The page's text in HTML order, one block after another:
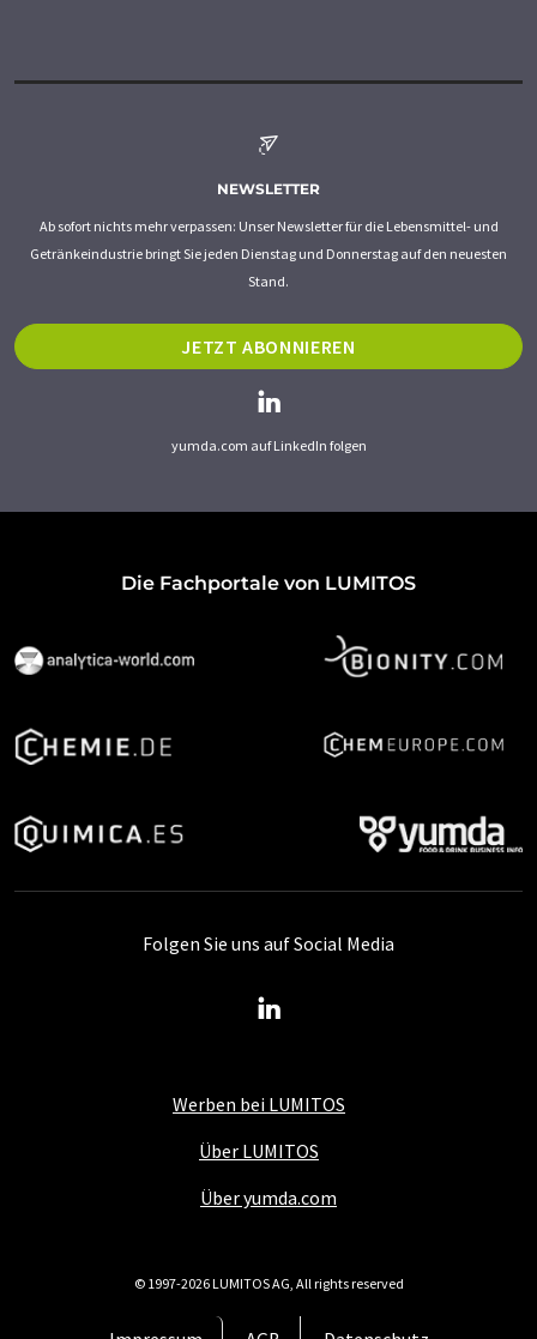
NEWSLETTER
Ab sofort nichts mehr verpassen: Unser Newsletter für die Lebensmittel- und
Getränkeindustrie bringt Sie jeden Dienstag und Donnerstag auf den neuesten
Stand.
JETZT ABONNIEREN
yumda.com auf LinkedIn folgen
Die Fachportale von LUMITOS
Werben bei LUMITOS
Über LUMITOS
Über yumda.com
Folgen Sie uns auf Social Media
© 1997-2026 LUMITOS AG, All rights reserved